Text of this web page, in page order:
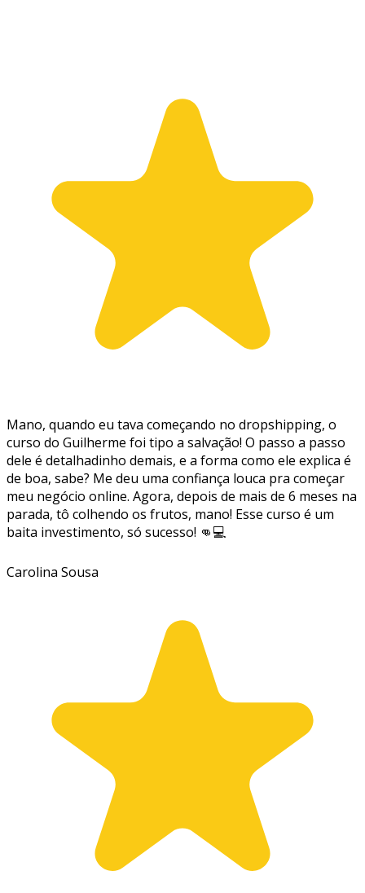
Mano, quando eu tava começando no dropshipping, o
curso do Guilherme foi tipo a salvação! O passo a passo
dele é detalhadinho demais, e a forma como ele explica é
de boa, sabe? Me deu uma confiança louca pra começar
meu negócio online. Agora, depois de mais de 6 meses na
parada, tô colhendo os frutos, mano! Esse curso é um
baita investimento, só sucesso! 👊💻
Carolina Sousa